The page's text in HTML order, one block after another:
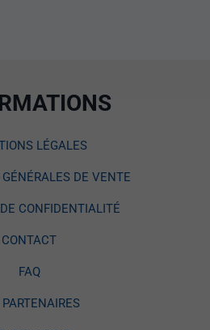
LÉGALES
DE VENTE
CONFIDENTIALITÉ
CONTACT
FAQ
PARTENAIRES